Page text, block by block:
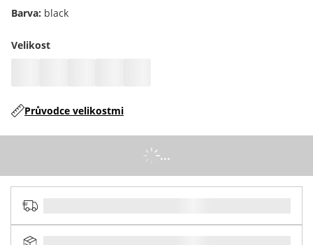
Barva: black
Velikost
Průvodce velikostmi
...